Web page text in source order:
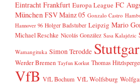
Eintracht Frankfurt Europa League FC
München FSV Mainz 05 Gonzalo Castro
Hannover 96 Holger Badstuber Leipzig Mario
Michael Reschke Nicolás González Sasa Kalajdzic
Wamangituka Simon Terodde
Werder Bremen Tayfun Korkut Thomas
VfB VfL Bochum VfL Wolfsburg